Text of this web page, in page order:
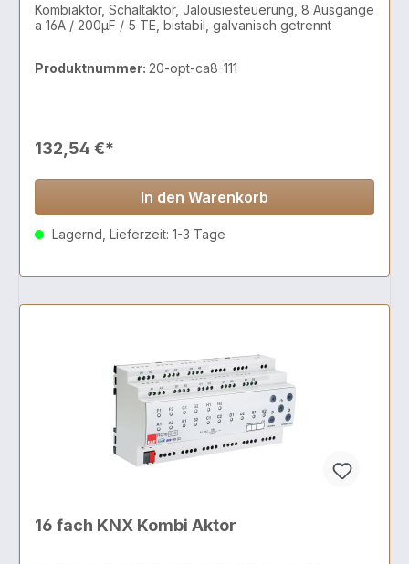
Kombiaktor, Schaltaktor, Jalousiesteuerung, 8 Ausgänge
a 16A / 200µF / 5 TE, bistabil, galvanisch getrennt
Produktnummer: 20-opt-ca8-111
132,54 €*
In den Warenkorb
Lagernd, Lieferzeit: 1-3 Tage
16 fach KNX Kombi Aktor